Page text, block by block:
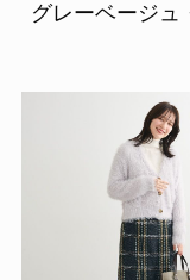
グレーベージュ